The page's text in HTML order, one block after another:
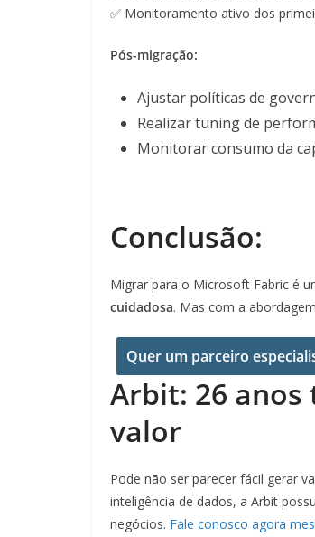
✅ Monitoramento ativo dos
Pós-migração:
Ajustar políticas de
Realizar tuning de
Monitorar consumo da
Conclusão:
Migrar para o Microsoft Fabric é
cuidadosa. Mas com a
Quer um parceiro
Arbit: 26
valor
Pode não ser parecer fácil gerar
inteligência de dados, a Arbit
negócios. Fale conosco agora